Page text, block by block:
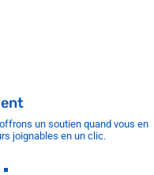
un soutien quand vous en
joignables en un clic.